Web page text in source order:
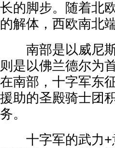
长的脚步。随着北
的解体，西欧南北
南部是以威尼斯
则是以佛兰德尔为
在南部，十字军东
援助的圣殿骑士团
务。
十字军的武力+